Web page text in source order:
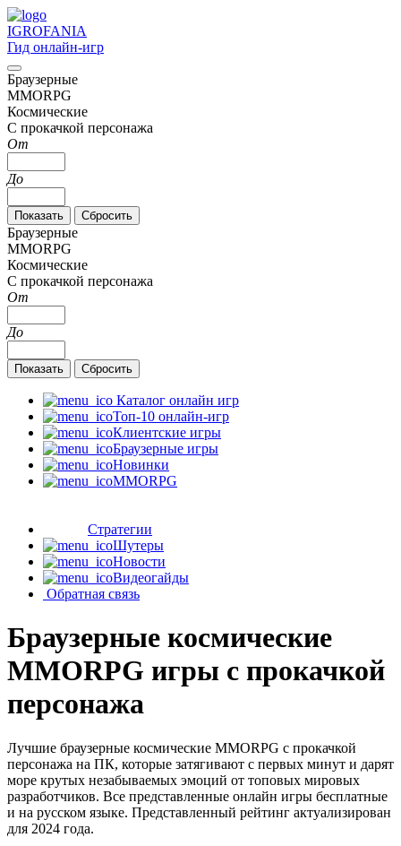
IGROFANIA
Гид онлайн-игр
Браузерные
MMORPG
Космические
С прокачкой персонажа
От
До
Браузерные
MMORPG
Космические
С прокачкой персонажа
От
До
Каталог онлайн игр
Топ-10 онлайн-игр
Клиентские игры
Браузерные игры
Новинки
MMORPG
Стратегии
Шутеры
Новости
Видеогайды
Обратная связь
Браузерные космические
MMORPG игры с прокачкой
персонажа
Лучшие браузерные космические MMORPG с прокачкой
персонажа на ПК, которые затягивают с первых минут и дарят
море крутых незабываемых эмоций от топовых мировых
разработчиков. Все представленные онлайн игры бесплатные
и на русском языке. Представленный рейтинг актуализирован
для 2024 года.